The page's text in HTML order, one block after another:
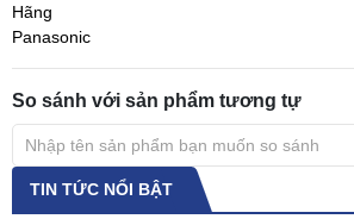
Hãng
Panasonic
So sánh với sản phẩm tương tự
TIN TỨC NỔI BẬT